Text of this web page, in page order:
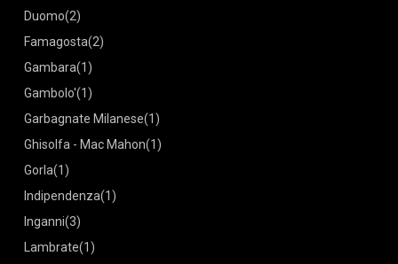
Duomo(2)
Famagosta(2)
Gambara(1)
Gambolo'(1)
Garbagnate Milanese(1)
Ghisolfa - Mac Mahon(1)
Gorla(1)
Indipendenza(1)
Inganni(3)
Lambrate(1)